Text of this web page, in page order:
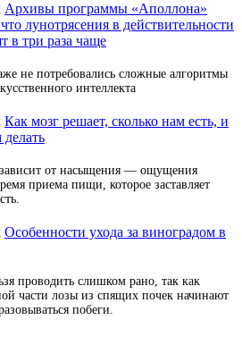
Архивы программы «Аполлона»
лунотрясения в действительности
в три раза чаще
не потребовались сложные алгоритмы
интеллекта
Как мозг решает, сколько нам есть, и
делать
зависит от насыщения — ощущения
приема пищи, которое заставляет
Особенности ухода за виноградом в
проводить слишком рано, так как
части лозы из спящих почек начинают
побеги.